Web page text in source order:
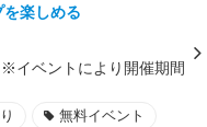
楽しめる
イベントにより開催期間
無料イベント